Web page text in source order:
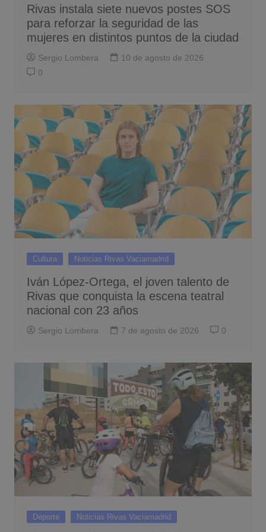
Rivas instala siete nuevos postes SOS
para reforzar la seguridad de las
mujeres en distintos puntos de la ciudad
Sergio Lombera
10 de agosto de 2026
0
Cultura Noticias Rivas Vaciamadrid
Iván López-Ortega, el joven talento de
Rivas que conquista la escena teatral
nacional con 23 años
Sergio Lombera 7 de agosto de 2026 0
Deporte Noticias Rivas Vaciamadrid